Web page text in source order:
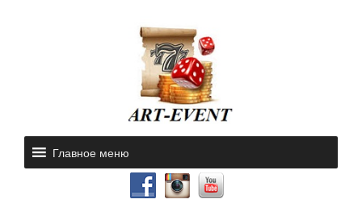
Главное меню